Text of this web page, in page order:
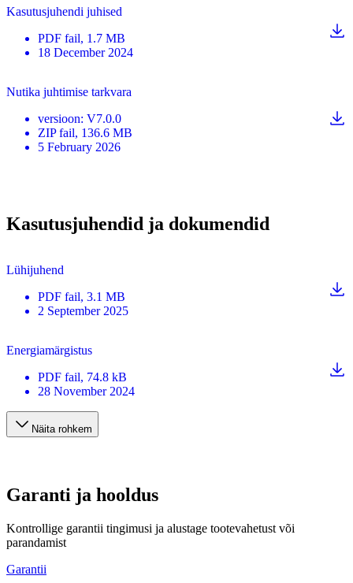
Kasutusjuhendi juhised
PDF fail, 1.7 MB
18 December 2024
Nutika juhtimise tarkvara
versioon: V7.0.0
ZIP fail, 136.6 MB
5 February 2026
Kasutusjuhendid ja dokumendid
Lühijuhend
PDF fail, 3.1 MB
2 September 2025
Energiamärgistus
PDF fail, 74.8 kB
28 November 2024
Näita rohkem
Garanti ja hooldus
Kontrollige garantii tingimusi ja alustage tootevahetust või
parandamist
Garantii